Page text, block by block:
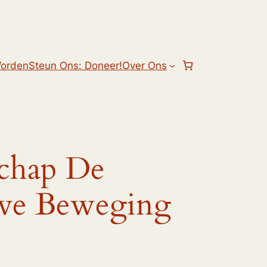
Steun Ons: Doneer!Over Ons
De
Beweging